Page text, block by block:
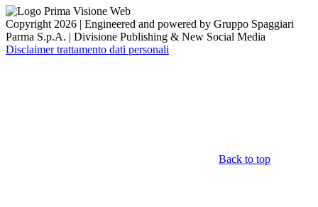
Copyright 2026 | Engineered and powered by Gruppo Spaggiari
Parma S.p.A. | Divisione Publishing & New Social Media
Disclaimer trattamento dati personali
Back to top